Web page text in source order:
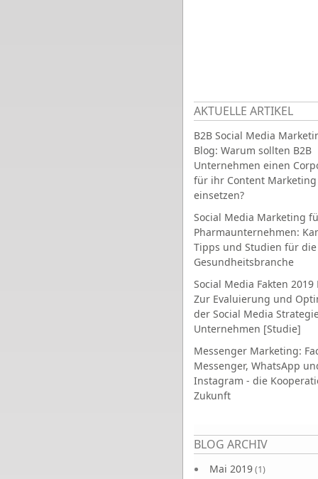
AKTUELLE ARTIKEL
B2B Social Media
Blog: Warum sollten B2B
Unternehmen einen
für ihr Content Marketing
einsetzen?
Social Media Marketing
Pharmaunternehmen:
Tipps und Studien für die
Gesundheitsbranche
Social Media Fakten 2019
Zur Evaluierung und
der Social Media
Unternehmen [Studie]
Messenger Marketing:
Messenger, WhatsApp
Instagram - die
Zukunft
BLOG ARCHIV
Mai 2019(1)
Seiten